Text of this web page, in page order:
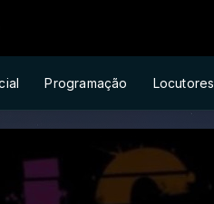
Programação Locutores